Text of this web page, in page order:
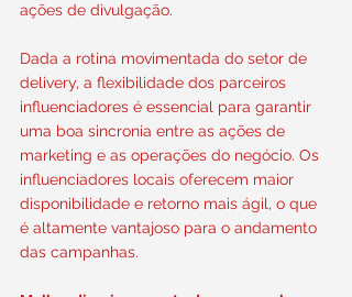
ações de divulgação.
Dada a rotina movimentada do setor de
delivery, a flexibilidade dos parceiros
influenciadores é essencial para garantir
uma boa sincronia entre as ações de
marketing e as operações do negócio. Os
influenciadores locais oferecem maior
disponibilidade e retorno mais ágil, o que
é altamente vantajoso para o andamento
das campanhas.